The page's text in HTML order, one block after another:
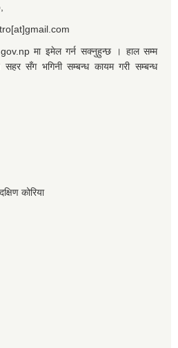
मा इमेल गर्न सक्नुहुन्छ । हाल सम्म
सहर सँग भगिनी सम्बन्ध कायम गरी सम्बन्ध
कोरिया